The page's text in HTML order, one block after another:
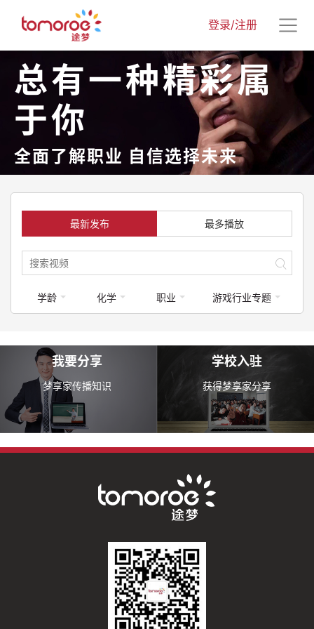
登录/注册
总有一种精彩属
于你
全面了解职业 自信选择未来
最新发布 最多播放
学龄 化学 职业 游戏行业专题
我要分享
梦享家传播知识
学校入驻
获得梦享家分享